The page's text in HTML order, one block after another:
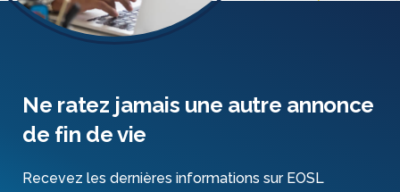
Ne ratez jamais une autre annonce
de fin de vie
Recevez les dernières informations sur EOSL